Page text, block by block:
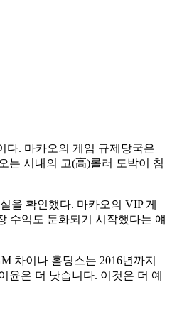
다. 마카오의 게임 규제당국은
는 시내의 고(高)롤러 도박이 침
을 확인했다. 마카오의 VIP 게
수익도 둔화되기 시작했다는 얘
차이나 홀딩스는 2016년까지
윤은 더 낫습니다. 이것은 더 예